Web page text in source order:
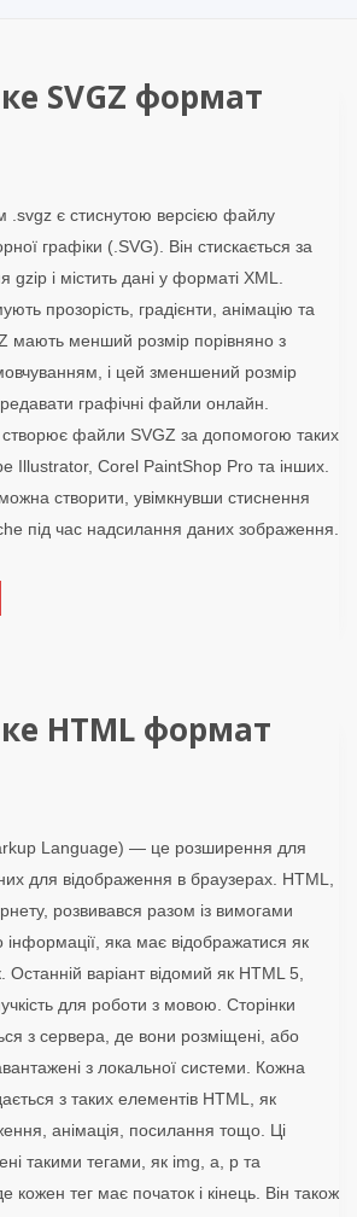
SVGZ формат
.svgz є стиснутою версією файлу
графіки (.SVG). Він стискається за
і містить дані у форматі XML.
прозорість, градієнти, анімацію та
мають менший розмір порівняно з
і цей зменшений розмір
графічні файли онлайн.
файли SVGZ за допомогою таких
Illustrator, Corel PaintShop Pro та інших.
створити, увімкнувши стиснення
під час надсилання даних зображення.
HTML формат
Language) — це розширення для
для відображення в браузерах. HTML,
розвивався разом із вимогами
яка має відображатися як
Останній варіант відомий як HTML 5,
для роботи з мовою. Сторінки
з сервера, де вони розміщені, або
з локальної системи. Кожна
з таких елементів HTML, як
анімація, посилання тощо. Ці
такими тегами, як img, a, p та
кожен тег має початок і кінець. Він також